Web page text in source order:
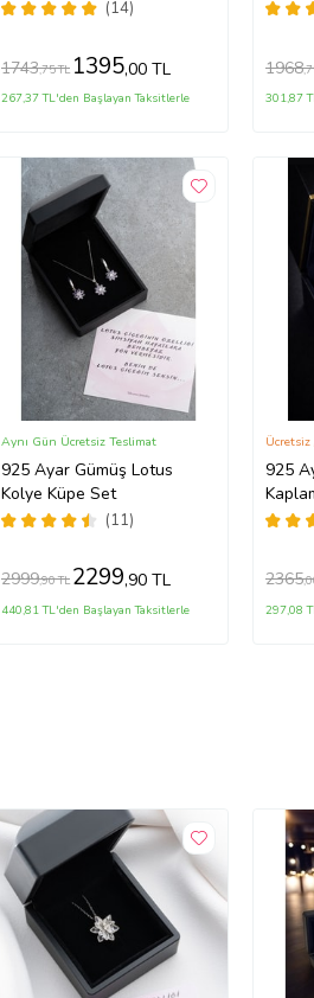
HS
(14)
1743,75 TL 1395,00 TL
267,37 TL'den Başlayan Taksitlerle
Seti -
1968
301,87
925 Ayar Gümüş Lotus
Kolye Küpe Set
(11)
Aynı Gün Ücretsiz Teslimat
2999,90 TL 2299,90 TL
440,81 TL'den Başlayan Taksitlerle
925
2365
297,08